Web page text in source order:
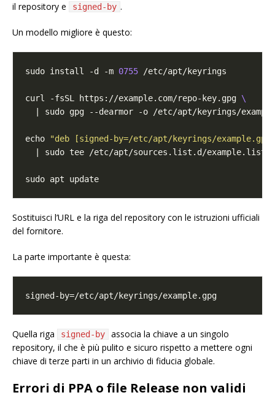
il repository e
signed-by .
Un modello migliore è questo:
sudo install -d -m 0755
curl -fsSL https://example.com/repo-key.gpg
echo
"deb [signed-by=/etc/apt/keyrings/
Sostituisci l’URL e la riga del repository con le istruzioni ufficiali
del fornitore.
La parte importante è questa:
Quella riga signed-by
associa la chiave a un singolo
repository, il che è più pulito e sicuro rispetto a mettere ogni
chiave di terze parti in un archivio di fiducia globale.
Errori di PPA o file Release non validi